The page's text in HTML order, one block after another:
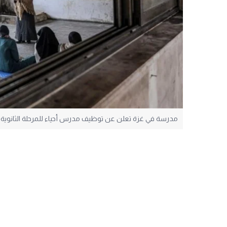
مدرسة في غزة تعلن عن توظيف مدرس أحياء للمرحلة الثانوية